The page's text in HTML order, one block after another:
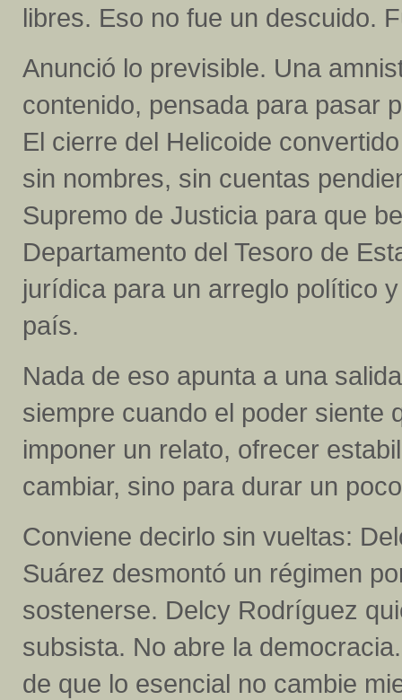
libres. Eso no fue un descuido.
Anunció lo previsible. Una
contenido, pensada para pasar
El cierre del Helicoide
sin nombres, sin cuentas
Supremo de Justicia para que
Departamento del Tesoro de
jurídica para un arreglo político
país.
Nada de eso apunta a una
siempre cuando el poder siente
imponer un relato, ofrecer
cambiar, sino para durar un
Conviene decirlo sin vueltas:
Suárez desmontó un régimen
sostenerse. Delcy Rodríguez
subsista. No abre la
de que lo esencial no cambie